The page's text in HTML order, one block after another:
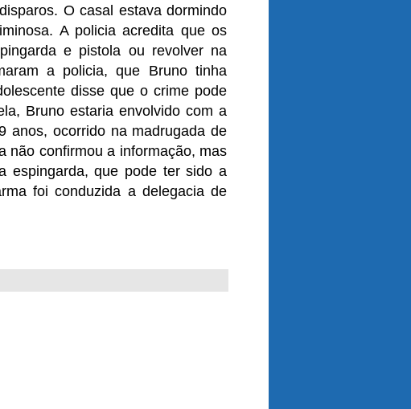
O casal estava dormindo
A policia acredita que os
e pistola ou revolver na
a policia, que Bruno tinha
disse que o crime pode
Bruno estaria envolvido com a
anos, ocorrido na madrugada de
não confirmou a informação, mas
espingarda, que pode ter sido a
foi conduzida a delegacia de